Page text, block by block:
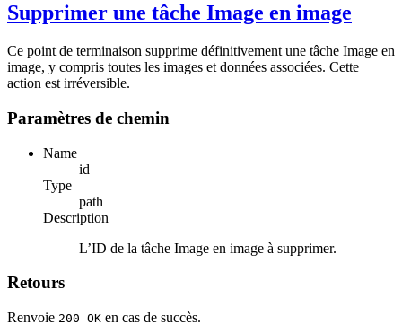
Supprimer une tâche Image en image
Ce point de terminaison supprime définitivement une tâche Image en
image, y compris toutes les images et données associées. Cette
action est irréversible.
Paramètres de chemin
Name
id
Type
path
Description
L’ID de la tâche Image en image à supprimer.
Retours
Renvoie 200 OK en cas de succès.